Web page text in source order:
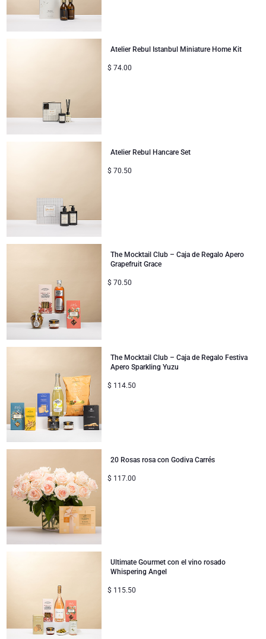
Atelier Rebul Istanbul Miniature Home Kit
$ 74.00
Atelier Rebul Hancare Set
$ 70.50
The Mocktail Club – Caja de Regalo Apero
Grapefruit Grace
$ 70.50
The Mocktail Club – Caja de Regalo Festiva
Apero Sparkling Yuzu
$ 114.50
20 Rosas rosa con Godiva Carrés
$ 117.00
Ultimate Gourmet con el vino rosado
Whispering Angel
$ 115.50